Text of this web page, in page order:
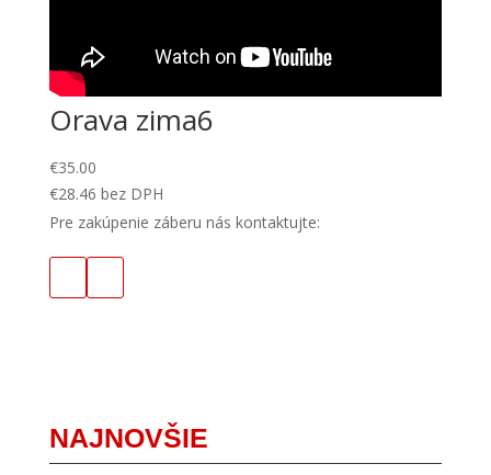
Orava zima6
€35.00
€28.46 bez DPH
Pre zakúpenie záberu nás kontaktujte:
NAJNOVŠIE